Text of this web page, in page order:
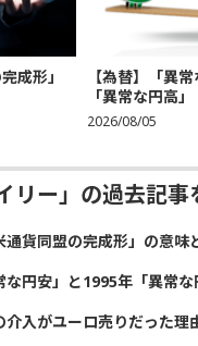
成形」
【為替】「異
「異常な円高」
2026/08/05
リー」の過去記事
通貨同盟の完成形」の意味
な円安」と1995年「異常な
介入がユーロ売りだった理